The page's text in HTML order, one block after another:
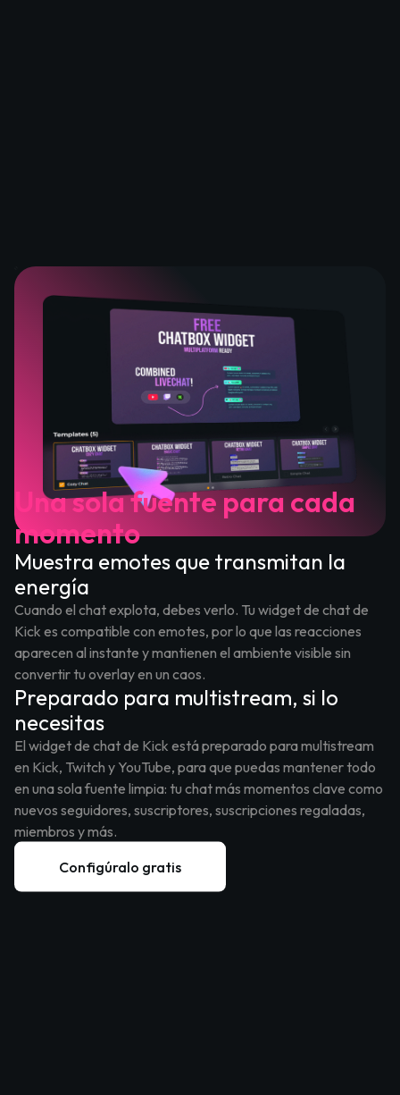
Una sola fuente para cada
momento
Muestra emotes que transmitan la
energía
Cuando el chat explota, debes verlo. Tu widget de chat de
Kick es compatible con emotes, por lo que las reacciones
aparecen al instante y mantienen el ambiente visible sin
convertir tu overlay en un caos.
Preparado para multistream, si lo
necesitas
El widget de chat de Kick está preparado para multistream
en Kick, Twitch y YouTube, para que puedas mantener todo
en una sola fuente limpia: tu chat más momentos clave como
nuevos seguidores, suscriptores, suscripciones regaladas,
miembros y más.
Configúralo gratis